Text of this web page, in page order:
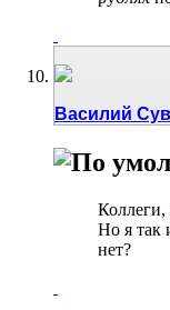
Василий
Коллеги,
Но я так
нет?